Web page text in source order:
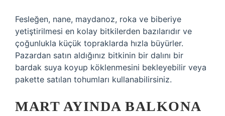
Fesleğen, nane, maydanoz, roka ve biberiye
yetiştirilmesi en kolay bitkilerden bazılarıdır ve
çoğunlukla küçük topraklarda hızla büyürler.
Pazardan satın aldığınız bitkinin bir dalını bir
bardak suya koyup köklenmesini bekleyebilir veya
pakette satılan tohumları kullanabilirsiniz.
MART AYINDA BALKONA